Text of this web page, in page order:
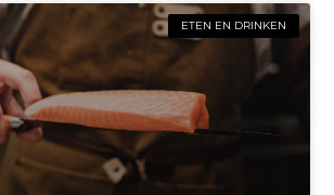
ETEN EN DRINKEN